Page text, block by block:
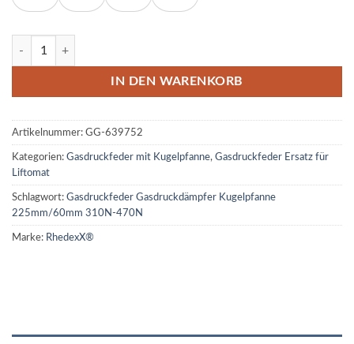
Gasdruckfeder Gasdruckdämpfer Kugelpfanne 225mm/60mm
IN DEN WARENKORB
Artikelnummer: GG-639752
Kategorien: Gasdruckfeder mit Kugelpfanne, Gasdruckfeder Ersatz für
Liftomat
Schlagwort: Gasdruckfeder Gasdruckdämpfer Kugelpfanne
225mm/60mm 310N-470N
Marke: RhedexX®